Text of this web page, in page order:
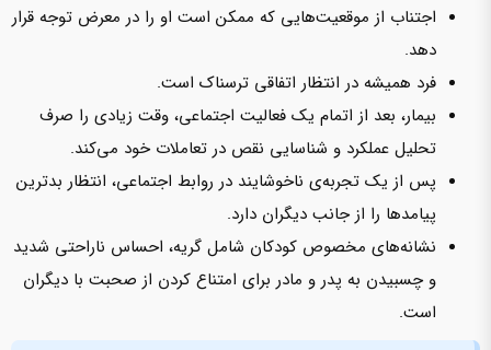
اجتناب از موقعیت‌هایی که ممکن است او را در معرض توجه قرار
دهد.
فرد همیشه در انتظار اتفاقی ترسناک است.
بیمار، بعد از اتمام یک فعالیت اجتماعی، وقت زیادی را صرف
تحلیل عملکرد و شناسایی نقص در تعاملات خود‌ می‌کند.
پس از یک تجربه‌ی ناخوشایند در روابط اجتماعی، انتظار بدترین
پیامدها را از جانب دیگران دارد.
نشانه‌های مخصوص کودکان شامل گریه، احساس ناراحتی شدید
و چسبیدن به پدر و مادر‌ برای امتناع کردن از صحبت با دیگران
است.